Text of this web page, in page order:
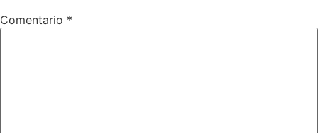
Comentario *